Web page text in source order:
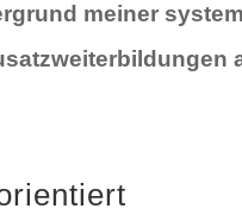
meiner